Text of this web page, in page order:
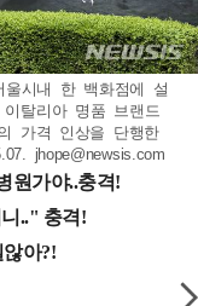
시내 한 백화점에 설
탈리아 명품 브랜드
가격 인상을 단행한
jhope@newsis.com